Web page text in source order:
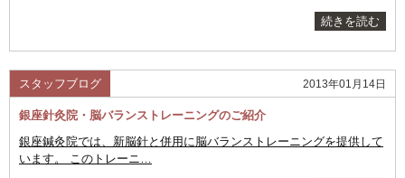
続きを読む
スタッフブログ 2013年01月14日
銀座針灸院・脳バランストレーニングのご紹介
銀座鍼灸院では、新脳針と併用に脳バランストレーニングを提供して
います。 このトレーニ…